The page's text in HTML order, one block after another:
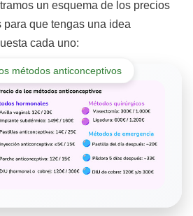
un esquema de los precios
que tengas una idea
cada uno:
métodos anticonceptivos